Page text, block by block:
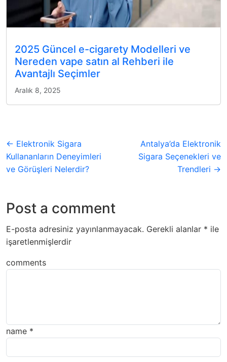
2025 Güncel e-cigarety Modelleri ve
Nereden vape satın al Rehberi ile
Avantajlı Seçimler
Aralık 8, 2025
← Elektronik Sigara
Kullananların Deneyimleri
ve Görüşleri Nelerdir?
Antalya’da Elektronik
Sigara Seçenekleri ve
Trendleri →
Post a comment
E-posta adresiniz yayınlanmayacak. Gerekli alanlar * ile
işaretlenmişlerdir
comments
name *